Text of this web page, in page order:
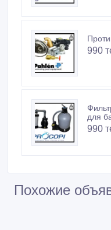
990
для
990
Похожие